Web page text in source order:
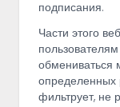
подписания.
Части этого
фильтрует, не